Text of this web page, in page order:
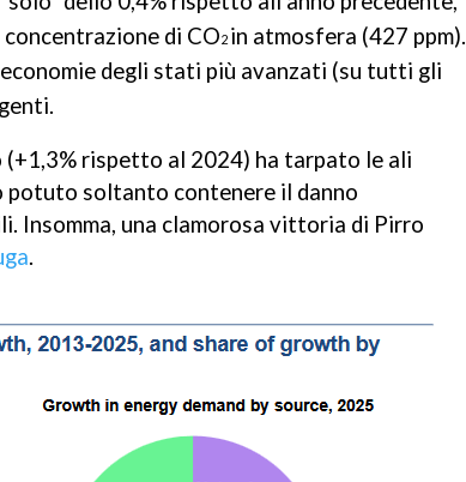
di CO2 in atmosfera (427 ppm).
degli stati più avanzati (su tutti gli
rispetto al 2024) ha tarpato le ali
potuto soltanto contenere il danno
Insomma, una clamorosa vittoria di Pirro
.
Buffer Evernote